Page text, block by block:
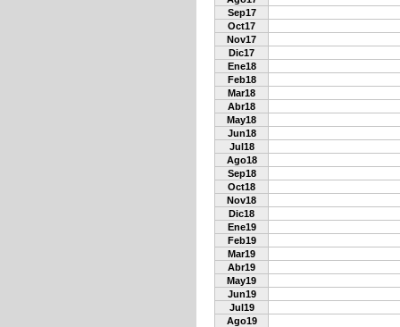
Sep17
Oct17
Nov17
Dic17
Ene18
Feb18
Mar18
Abr18
May18
Jun18
Jul18
Ago18
Sep18
Oct18
Nov18
Dic18
Ene19
Feb19
Mar19
Abr19
May19
Jun19
Jul19
Ago19